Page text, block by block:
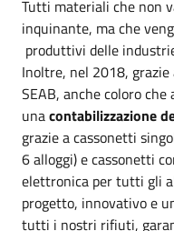
Tutti materiali che non
inquinante, ma che
produttivi delle
Inoltre, nel 2018, grazie
SEAB, anche coloro
unacontabilizzazione
grazie a cassonetti
6 alloggi) e cassonetti
elettronica per tutti gli
progetto, innovativo e
tutti i nostri rifiuti,